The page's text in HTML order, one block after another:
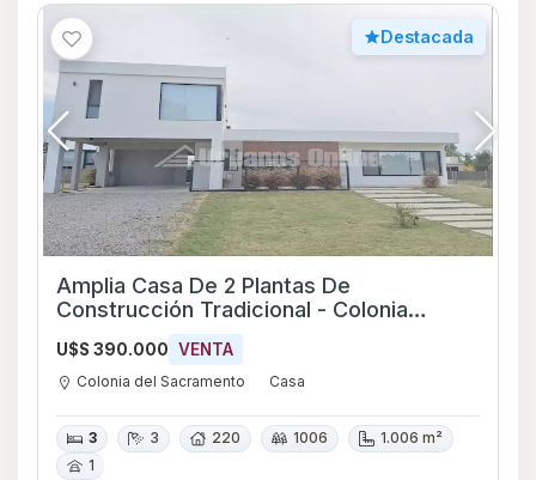
Destacada
Amplia Casa De 2 Plantas De
Construcción Tradicional - Colonia
U$S 390.000 VENTA
Colonia del Sacramento Casa
3 3 220 1006
1.006 m²
1